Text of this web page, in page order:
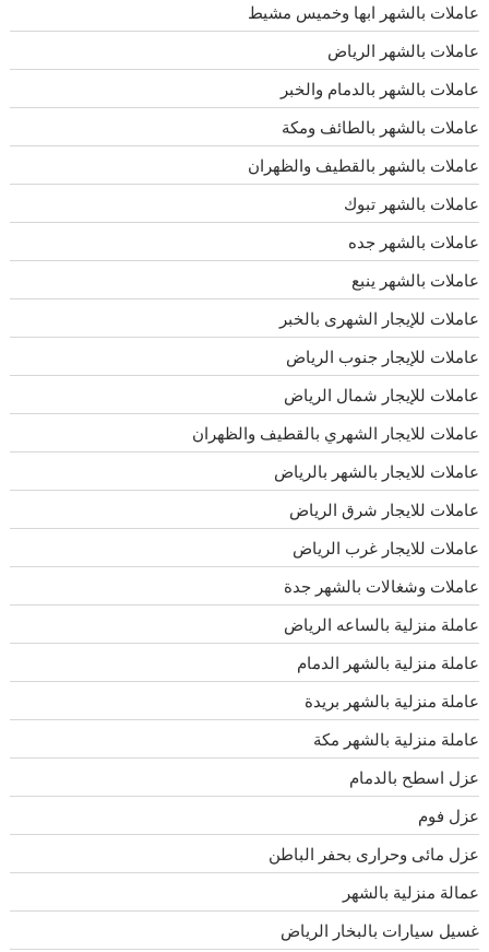
عاملات بالشهر ابها وخميس مشيط
عاملات بالشهر الرياض
عاملات بالشهر بالدمام والخبر
عاملات بالشهر بالطائف ومكة
عاملات بالشهر بالقطيف والظهران
عاملات بالشهر تبوك
عاملات بالشهر جده
عاملات بالشهر ينبع
عاملات للإيجار الشهرى بالخبر
عاملات للإيجار جنوب الرياض
عاملات للإيجار شمال الرياض
عاملات للايجار الشهري بالقطيف والظهران
عاملات للايجار بالشهر بالرياض
عاملات للايجار شرق الرياض
عاملات للايجار غرب الرياض
عاملات وشغالات بالشهر جدة
عاملة منزلية بالساعه الرياض
عاملة منزلية بالشهر الدمام
عاملة منزلية بالشهر بريدة
عاملة منزلية بالشهر مكة
عزل اسطح بالدمام
عزل فوم
عزل مائى وحرارى بحفر الباطن
عمالة منزلية بالشهر
غسيل سيارات بالبخار الرياض